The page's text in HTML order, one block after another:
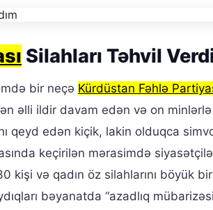
Silahları Təhvil
bir neçə Kürdüstan Fəhlə
əlli ildir davam edən və on minlərlə
qeyd edən kiçik, lakin olduqca
keçirilən mərasimdə
kişi və qadın öz silahlarını böyük
bəyanatda “azadlıq